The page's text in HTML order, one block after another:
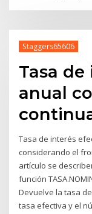
Staggers65606
Tasa
anual
Tasa de interés
considerando el
artículo se
función
Devuelve la tasa
tasa efectiva y el